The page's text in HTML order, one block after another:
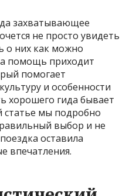
захватывающее
не просто увидеть
о них как можно
помощь приходит
помогает
и особенности
хорошего гида бывает
статье мы подробно
выбор и не
оставила
впечатления.